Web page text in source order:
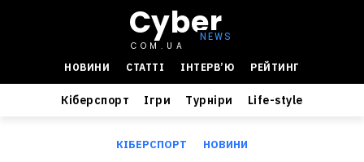
Cyber
COM.UA
НОВИНИ
СТАТТІ ІНТЕРВ’Ю РЕЙТИНГ
Кіберспорт Ігри Турніри Life-style
КІБЕРСПОРТ НОВИНИ